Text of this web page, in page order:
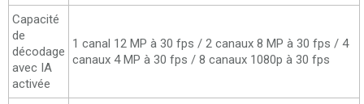
Capacité
de
décodage
avec IA
activée
1 canal 12 MP à 30 fps / 2 canaux 8 MP à 30 fps / 4
canaux 4 MP à 30 fps / 8 canaux 1080p à 30 fps